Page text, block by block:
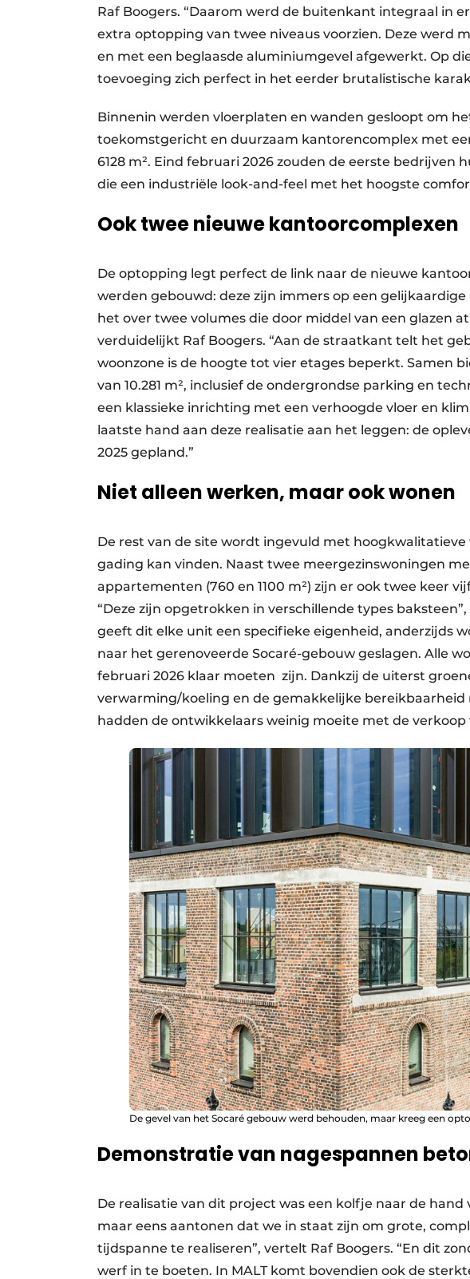
Raf Boogers. “Daarom werd de buitenkant integraal in
extra optopping van twee niveaus voorzien. Deze werd
en met een beglaasde aluminiumgevel afgewerkt. Op
toevoeging zich perfect in het eerder brutalistische
Binnenin werden vloerplaten en wanden gesloopt om
toekomstgericht en duurzaam kantorencomplex met
6128 m². Eind februari 2026 zouden de eerste bedrijven
die een industriële look-and-feel met het hoogste
Ook twee nieuwe kantoorcomplexen
De optopping legt perfect de link naar de nieuwe
werden gebouwd: deze zijn immers op een
het over twee volumes die door middel van een glazen
verduidelijkt Raf Boogers. “Aan de straatkant telt het
woonzone is de hoogte tot vier etages beperkt. Samen
van 10.281 m², inclusief de ondergrondse parking en
een klassieke inrichting met een verhoogde vloer en
laatste hand aan deze realisatie aan het leggen: de
2025 gepland.”
Niet alleen werken, maar ook wonen
De rest van de site wordt ingevuld met
gading kan vinden. Naast twee meergezinswoningen
appartementen (760 en 1100 m²) zijn er ook twee keer
“Deze zijn opgetrokken in verschillende types
geeft dit elke unit een specifieke eigenheid, anderzijds
naar het gerenoveerde Socaré-gebouw geslagen. Alle
februari 2026 klaar moeten zijn. Dankzij de uiterst
verwarming/koeling en de gemakkelijke
hadden de ontwikkelaars weinig moeite met de verkoop
De gevel van het Socaré gebouw werd behouden, maar kreeg een
Demonstratie van nagespannen
De realisatie van dit project was een kolfje naar de hand
maar eens aantonen dat we in staat zijn om grote,
tijdspanne te realiseren”, vertelt Raf Boogers. “En dit
werf in te boeten. In MALT komt bovendien ook de